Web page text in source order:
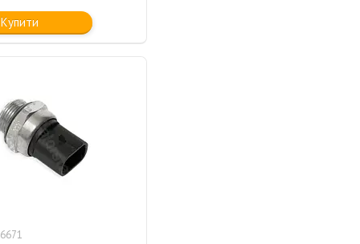
Купити